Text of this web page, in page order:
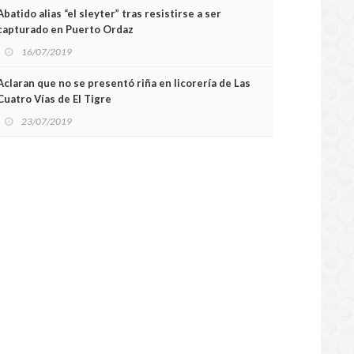
alias “el sleyter” tras resistirse a ser
en Puerto Ordaz
16/07/2019
que no se presentó riña en licorería de Las
Vías de El Tigre
23/07/2019